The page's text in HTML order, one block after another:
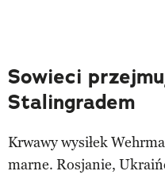
Sowieci
Stalingradem
Krwawy wysiłek
marne. Rosjanie,